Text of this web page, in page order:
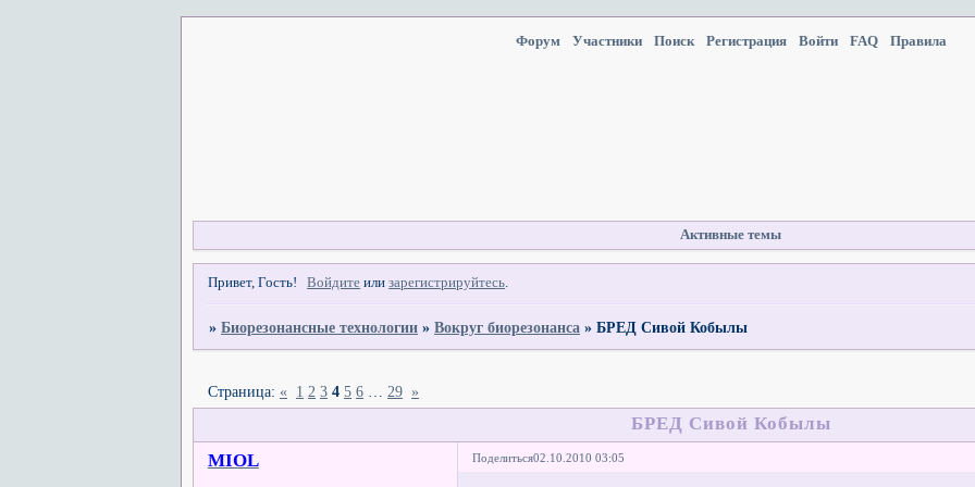
Форум Участники Поиск Регистрация Войти FAQ Правила
Активные темы
Привет, Гость! Войдите илизарегистрируйтесь.
»Биорезонансные технологии »Вокруг биорезонанса »БРЕД Сивой Кобылы
БРЕД Сивой Кобылы
Страница: « 1 2 3 4 5 6 29 »
Поделиться02.10.2010 03:05
MIOL